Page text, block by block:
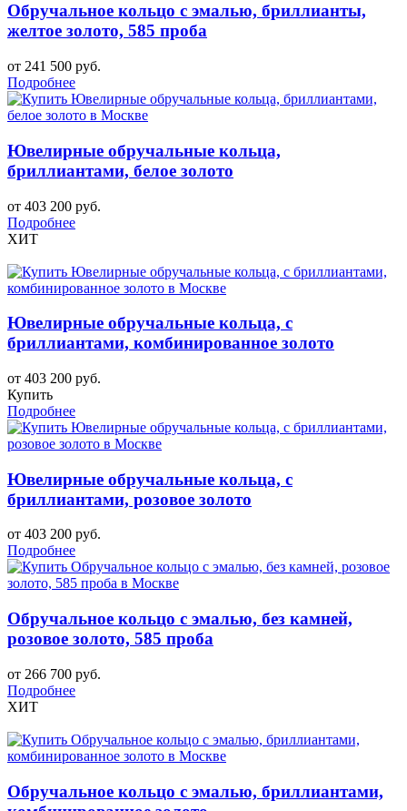
Обручальное кольцо с эмалью, бриллианты,
желтое золото, 585 проба
от 241 500 руб.
Подробнее
Ювелирные обручальные кольца,
бриллиантами, белое золото
от 403 200 руб.
Подробнее
ХИТ
Ювелирные обручальные кольца, с
бриллиантами, комбинированное золото
от 403 200 руб.
Купить
Подробнее
Ювелирные обручальные кольца, с
бриллиантами, розовое золото
от 403 200 руб.
Подробнее
Обручальное кольцо с эмалью, без камней,
розовое золото, 585 проба
от 266 700 руб.
Подробнее
ХИТ
Обручальное кольцо с эмалью, бриллиантами,